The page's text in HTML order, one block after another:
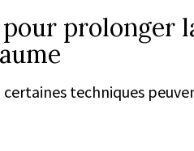
prolonger
techniques